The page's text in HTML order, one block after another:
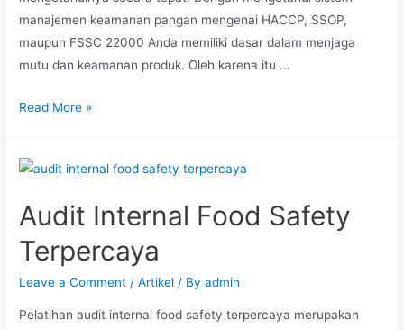
manajemen keamanan pangan mengenai HACCP, SSOP,
maupun FSSC 22000 Anda memiliki dasar dalam menjaga
mutu dan keamanan produk. Oleh karena itu …
Read More »
Audit Internal Food Safety
Terpercaya
Leave a Comment /Artikel / Byadmin
Pelatihan audit internal food safety terpercaya merupakan